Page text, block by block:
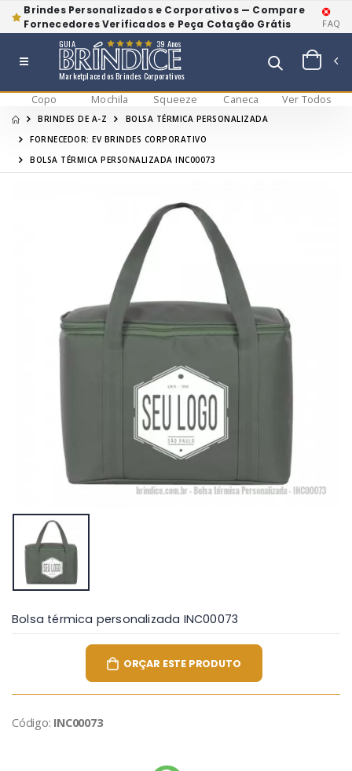
Brindes Personalizados e Corporativos — Compare
Fornecedores Verificados e Peça Cotação Grátis
FAQ
Marketplace dos Brindes Corporativos
GUIA 39 Anos
Copo Mochila Squeeze Caneca Ver Todos
BRINDES DE A-Z
BOLSA TÉRMICA PERSONALIZADA
FORNECEDOR: EV BRINDES CORPORATIVO
BOLSA TÉRMICA PERSONALIZADA INC00073
Bolsa térmica personalizada INC00073
ORÇAR ESTE PRODUTO
Código: INC00073